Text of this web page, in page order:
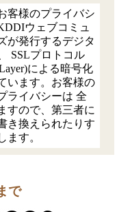
客様のプライバシ
ウェブコミュ
が発行するデジタ
SSLプロトコル
による暗号化
います。お客様の
ライバシーは 全
すので、第三者に
き換えられたりす
ます。
で